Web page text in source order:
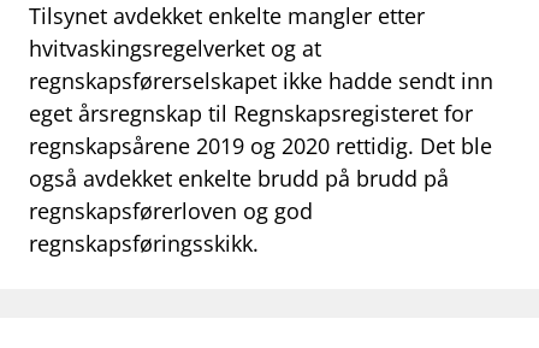
supervisor_accountForbrukerinformasjon
businessOm Finanstilsynet
mail_outlineKontakt oss
work_outlineJobb hos oss
dashboardInformasjon for investorer
Tilsynet avdekket enkelte mangler etter
hvitvaskingsregelverket og at
regnskapsførerselskapet ikke hadde sendt inn
eget årsregnskap til Regnskapsregisteret for
regnskapsårene 2019 og 2020 rettidig. Det ble
også avdekket enkelte brudd på brudd på
regnskapsførerloven og god
regnskapsføringsskikk.